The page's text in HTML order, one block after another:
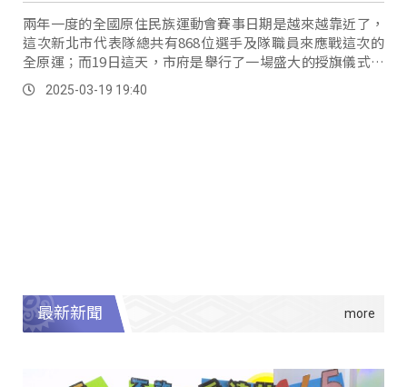
兩年一度的全國原住民族運動會賽事日期是越來越靠近了，
這次新北市代表隊總共有868位選手及隊職員來應戰這次的
全原運；而19日這天，市府是舉行了一場盛大的授旗儀式，
就是來向所有的參賽人員表達支持。
2025-03-19 19:40
最新新聞